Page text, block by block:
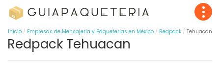
Inicio Empresas de Mensajería y Paqueterías en México Redpack Tehuacan
Redpack Tehuacan